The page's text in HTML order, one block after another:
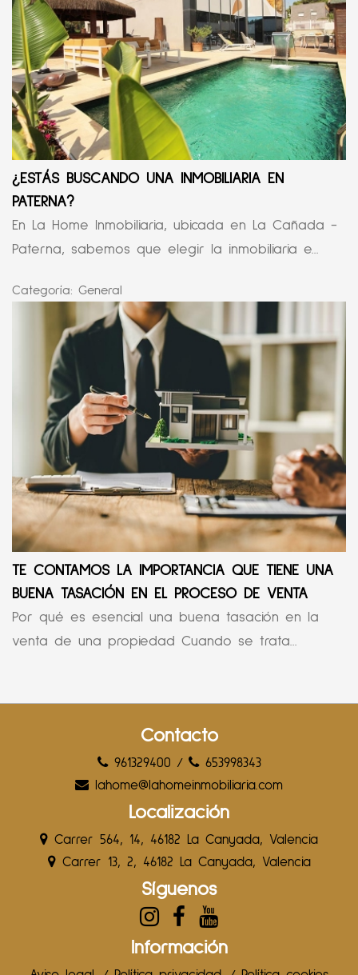
¿ESTÁS BUSCANDO UNA INMOBILIARIA EN
PATERNA?
En La Home Inmobiliaria, ubicada en La Cañada -
Paterna, sabemos que elegir la inmobiliaria e...
Categoría: General
TE CONTAMOS LA IMPORTANCIA QUE TIENE UNA
BUENA TASACIÓN EN EL PROCESO DE VENTA
Por qué es esencial una buena tasación en la
venta de una propiedad Cuando se trata...
Contacto
961329400 /
653998343
lahome@lahomeinmobiliaria.com
Localización
Carrer 564, 14, 46182 La Canyada, Valencia
Carrer 13, 2, 46182 La Canyada, Valencia
Síguenos
Información